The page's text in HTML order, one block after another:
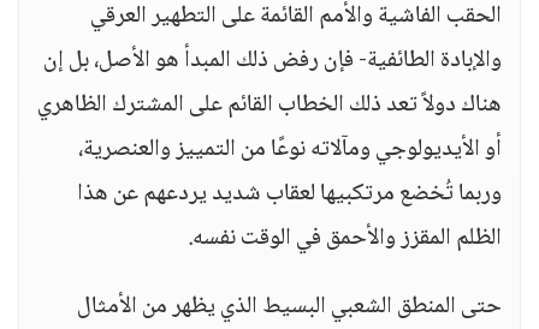
الحقب الفاشية والأمم القائمة على التطهير العرقي
والإبادة الطائفية- فإن رفض ذلك المبدأ هو الأصل، بل إن
هناك دولاً تعد ذلك الخطاب القائم على المشترك الظاهري
أو الأيديولوجي ومآلاته نوعًا من التمييز والعنصرية،
وربما تُخضع مرتكبيها لعقاب شديد يردعهم عن هذا
الظلم المقزز والأحمق في الوقت نفسه.
حتى المنطق الشعبي البسيط الذي يظهر من الأمثال